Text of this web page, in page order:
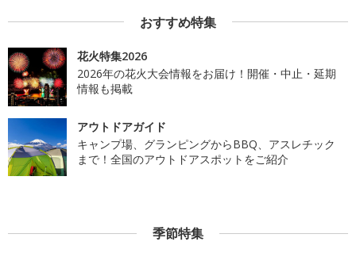
おすすめ特集
花火特集2026
2026年の花火大会情報をお届け！開催・中止・延期
情報も掲載
アウトドアガイド
キャンプ場、グランピングからBBQ、アスレチック
まで！全国のアウトドアスポットをご紹介
季節特集